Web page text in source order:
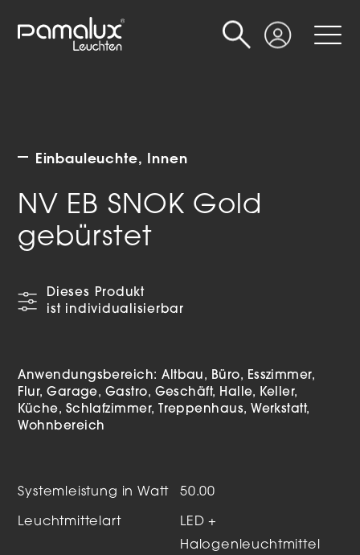
Login
Suche
Einbauleuchte Innen
NV EB SNOK Gold
gebürstet
Dieses Produkt
ist individualisierbar
Anwendungsbereich:Altbau Büro
Esszimmer
Flur Garage Gastro Geschäft Halle
Keller
Küche
Schlafzimmer Treppenhaus
Werkstatt
Wohnbereich
Systemleistung in Watt 50.00
Leuchtmittelart
LED +
Halogenleuchtmittel